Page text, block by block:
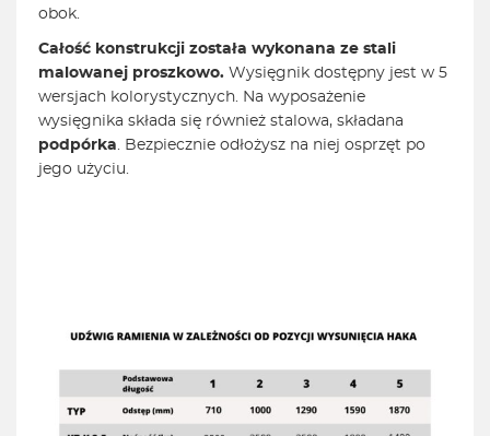
obok.
Całość konstrukcji została wykonana ze stali
malowanej proszkowo. Wysięgnik dostępny jest w 5
wersjach kolorystycznych. Na wyposażenie
wysięgnika składa się również stalowa, składana
podpórka. Bezpiecznie odłożysz na niej osprzęt po
jego użyciu.